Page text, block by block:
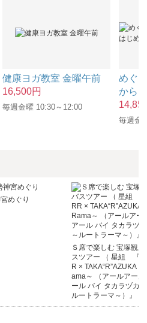
健康ヨガ教室 金曜午前
16,500円
毎週金曜 10:30～12:00
めぐ
から
毎週金
めぐり
Ｓ席で楽しむ 宝塚観劇
スツアー （ 星組 『
R × TAKA“R”AZUKA
ama～ （アールアール
ール バイ タカラヅカ
ルートラーマ～）』 ）